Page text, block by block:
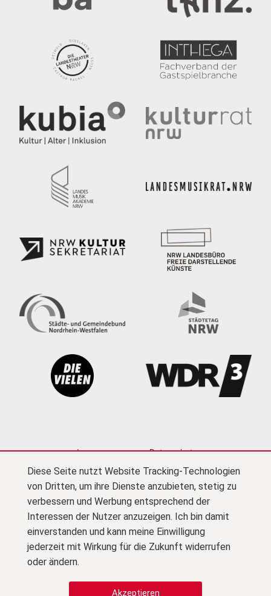
Diese Seite nutzt Website Tracking-Technologien
von Dritten, um ihre Dienste anzubieten, stetig zu
verbessern und Werbung entsprechend der
Interessen der Nutzer anzuzeigen. Ich bin damit
einverstanden und kann meine Einwilligung
jederzeit mit Wirkung für die Zukunft widerrufen
oder ändern.
Impressum
Datenschutz
Cookie-Einstellungen
Kontakt
Newsletter
Presse
Barrierefreiheit Netiquette (PDF)
© Kultursekretariat NRW Gütersloh
Zu
Zu Instagram